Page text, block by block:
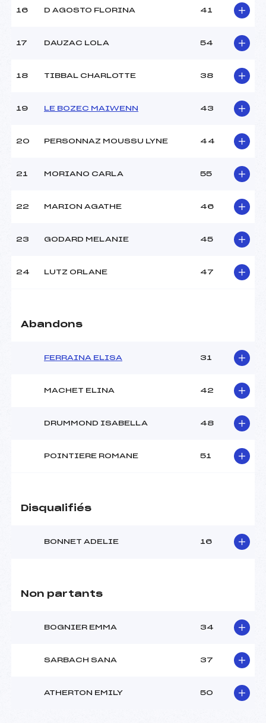
129.1600
Catégorie :
U14+U16
16 D AGOSTO FLORINA 41
17 DAUZAC LOLA 54
18 TIBBAL CHARLOTTE 38
19 LE BOZEC MAIWENN 43
20 PERSONNAZ MOUSSU LYNE 44
21 MORIANO CARLA 55
22 MARION AGATHE 46
23 GODARD MELANIE 45
24 LUTZ ORLANE 47
Abandons
FERRAINA ELISA 31
MACHET ELINA 42
DRUMMOND ISABELLA 48
POINTIERE ROMANE 51
Disqualifiés
BONNET ADELIE 16
Non partants
BOGNIER EMMA 34
SARBACH SANA 37
ATHERTON EMILY 50